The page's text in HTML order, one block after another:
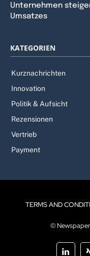
Unternehmen
Umsatzes
KATEGORIEN
Kurznachrichten
Innovation
Politik & Aufsicht
Rezensionen
Vertrieb
Payment
TERMS AND
©